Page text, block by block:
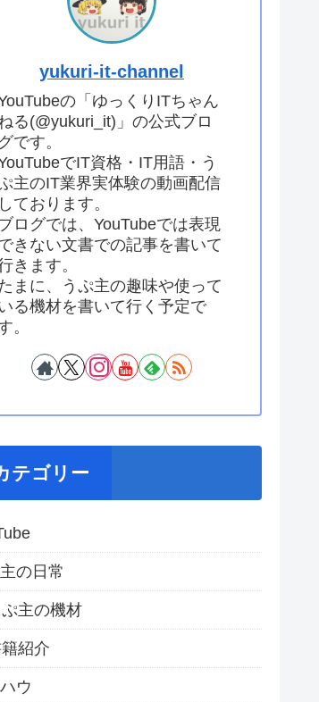
yukuri-it-channel
の「ゆっくりITちゃん
る(@yukuri_it)」の公式ブロ
グです。
でIT資格・IT用語・う
主のIT業界実体験の動画配信
しております。
ログでは、YouTubeでは表現
きない文書での記事を書いて
きます。
まに、うぷ主の趣味や使って
る機材を書いて行く予定で
。
テゴリー
の日常
ぷ主の機材
紹介
ウ